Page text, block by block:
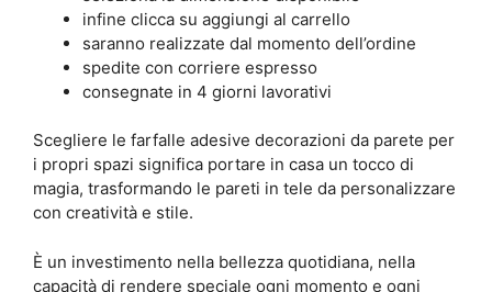
infine clicca su aggiungi al carrello
saranno realizzate dal momento dell’ordine
spedite con corriere espresso
consegnate in 4 giorni lavorativi
Scegliere le farfalle adesive decorazioni da parete per
i propri spazi significa portare in casa un tocco di
magia, trasformando le pareti in tele da personalizzare
con creatività e stile.
È un investimento nella bellezza quotidiana, nella
capacità di rendere speciale ogni momento e ogni